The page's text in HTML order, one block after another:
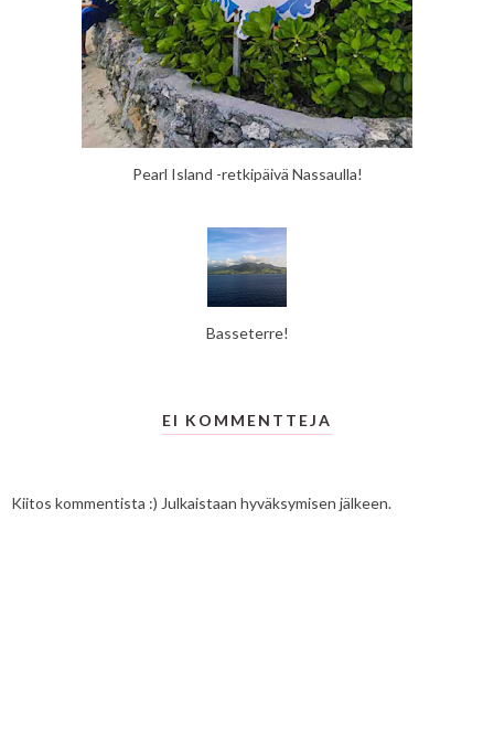
Pearl Island -retkipäivä Nassaulla!
Basseterre!
EI KOMMENTTEJA
Kiitos kommentista :) Julkaistaan hyväksymisen jälkeen.